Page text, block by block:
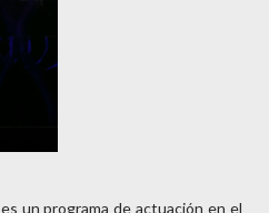
es un programa de actuación en el